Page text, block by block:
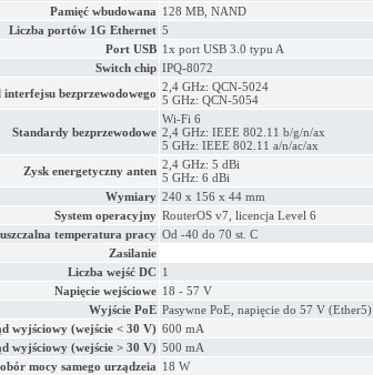
Pamięć wbudowana 128 MB, NAND
Liczba portów 1G Ethernet 5
Port USB 1x port USB 3.0 typu A
Switch chip IPQ-8072
interfejsu bezprzewodowego 2,4 GHz: QCN-5024
5 GHz: QCN-5054
Standardy bezprzewodowe
Wi-Fi 6
2,4 GHz: IEEE 802.11 b/g/n/ax
5 GHz: IEEE 802.11 a/n/ac/ax
Zysk energetyczny anten 2,4 GHz: 5 dBi
5 GHz: 6 dBi
Wymiary 240 x 156 x 44 mm
System operacyjny RouterOS v7, licencja Level 6
temperatura pracy Od -40 do 70 st. C
Zasilanie
Liczba wejść DC 1
Napięcie wejściowe 18 - 57 V
Wyjście PoE Pasywne PoE, napięcie do 57 V (Ether5)
wyjściowy (wejście < 30 V) 600 mA
wyjściowy (wejście > 30 V) 500 mA
mocy samego urządzeia 18 W